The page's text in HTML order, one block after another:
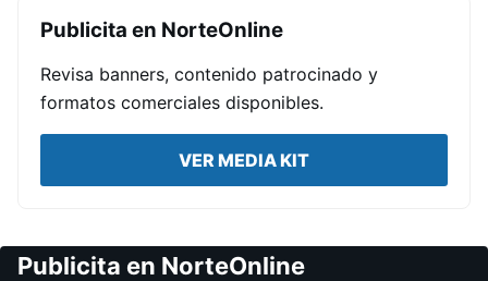
Publicita en NorteOnline
Revisa banners, contenido patrocinado y
formatos comerciales disponibles.
VER MEDIA KIT
Publicita en NorteOnline